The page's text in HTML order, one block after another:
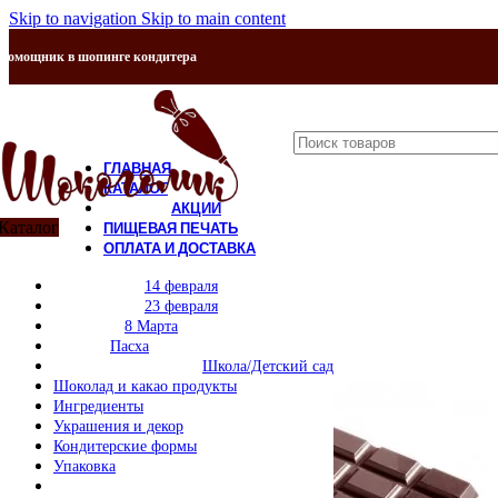
Skip to navigation Skip to main content
в шопинге кондитера
14 февраля
23 февраля
8 Марта
Пасха
Школа/Детский сад
Шоколад и какао продукты
Ингредиенты
Украшения и декор
Кондитерские формы
Упаковка
ГЛАВНАЯ
КАТАЛОГ
АКЦИИ
ПИЩЕВАЯ ПЕЧАТЬ
ОПЛАТА И ДОСТАВКА
О НАС